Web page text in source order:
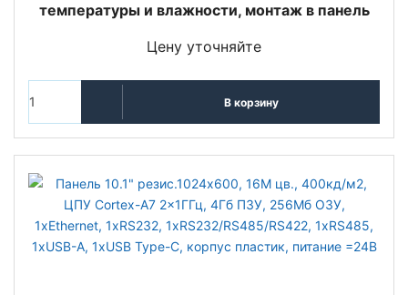
температуры и влажности, монтаж в панель
Цену уточняйте
В корзину